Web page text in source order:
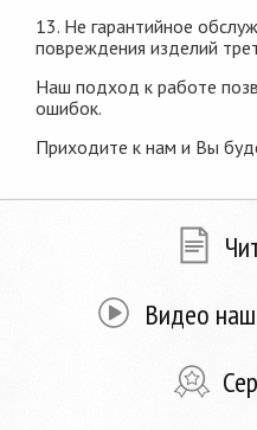
13. Не гарантийное
повреждения изделий
Наш подход к работе
ошибок.
Приходите к нам и Вы
Видео